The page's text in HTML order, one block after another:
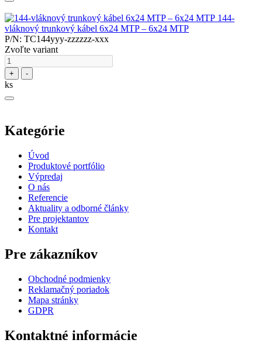
144-
vláknový trunkový kábel 6x24 MTP – 6x24 MTP
P/N: TC144yyy-zzzzzz-xxx
Zvoľte variant
+ -
ks
Kategórie
Úvod
Produktové portfólio
Výpredaj
O nás
Referencie
Aktuality a odborné články
Pre projektantov
Kontakt
Pre zákazníkov
Obchodné podmienky
Reklamačný poriadok
Mapa stránky
GDPR
Kontaktné informácie